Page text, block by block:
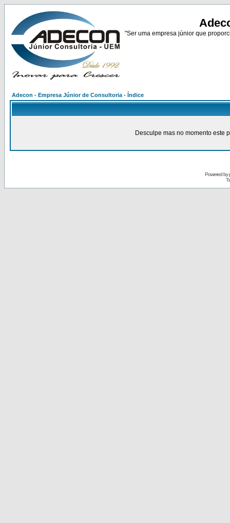
"Ser uma empresa júnior que
Adecon - Empresa Júnior de Consultoria - Índice
Desculpe mas no momento este
Powered by